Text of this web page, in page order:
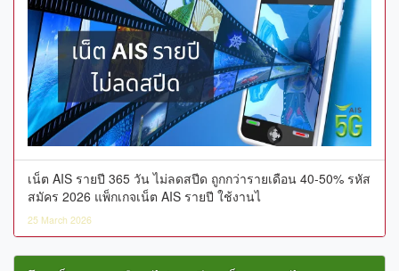
เน็ต AIS รายปี 365 วัน ไม่ลดสปีด ถูกกว่ารายเดือน 40-50% รหัส
สมัคร 2026 แพ็กเกจเน็ต AIS รายปี ใช้งานไ
25 March 2026